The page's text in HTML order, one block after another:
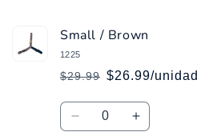
Small
/
Green
Small
Green
Small / Brown
1225
Precio
habitual
$29.99
Precio
de
oferta
$26.99/unidad
Cantidad
Reducir
Aumentar